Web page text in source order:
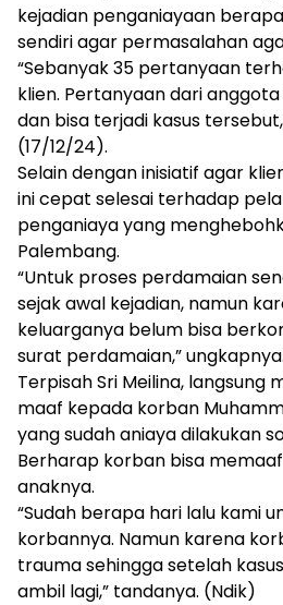
kejadian penganiayaan
sendiri agar permasalahan
“Sebanyak 35 pertanyaan
klien. Pertanyaan dari
dan bisa terjadi kasus
(17/12/24).
Selain dengan inisiatif agar
ini cepat selesai terhadap
penganiaya yang
Palembang.
“Untuk proses perdamaian
sejak awal kejadian, namun
keluarganya belum bisa
surat perdamaian,” ungkapnya.
Terpisah Sri Meilina, langsung
maaf kepada korban
yang sudah aniaya dilakukan
Berharap korban bisa
anaknya.
“Sudah berapa hari lalu kami
korbannya. Namun karena
trauma sehingga setelah
ambil lagi,” tandanya. (Ndik)